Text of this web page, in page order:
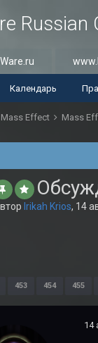
Russian
Календарь
Mass Effect Mass
Irikah Krios, 14
453 454 455
14